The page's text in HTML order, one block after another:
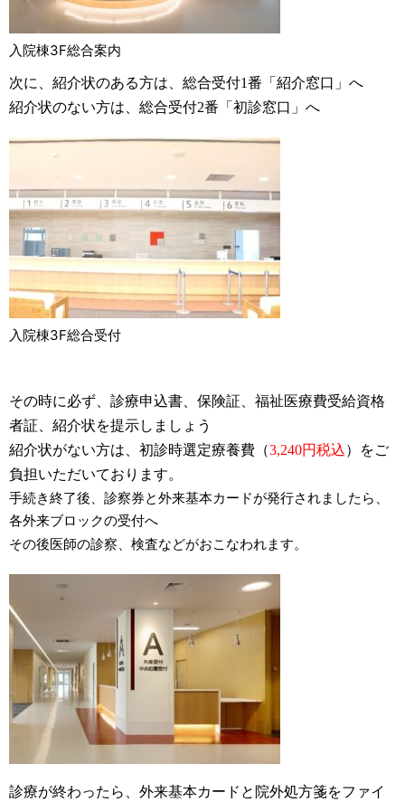
入院棟3F総合案内
次に、紹介状のある方は、総合受付1番「紹介窓口」へ
紹介状のない方は、総合受付2番「初診窓口」へ
入院棟3F総合受付
その時に必ず、診療申込書、保険証、福祉医療費受給資格
者証、紹介状を提示しましょう
紹介状がない方は、初診時選定療養費（3,240円税込）をご
負担いただいております。
手続き終了後、診察券と外来基本カードが発行されましたら、
各外来ブロックの受付へ
その後医師の診察、検査などがおこなわれます。
診療が終わったら、外来基本カードと院外処方箋をファイ